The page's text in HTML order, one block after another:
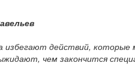
избегают действий,
чем закончится